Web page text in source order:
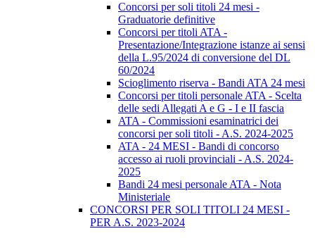
Concorsi per soli titoli 24 mesi -
Graduatorie definitive
Concorsi per titoli ATA -
Presentazione/Integrazione istanze ai sensi
della L.95/2024 di conversione del DL
60/2024
Scioglimento riserva - Bandi ATA 24 mesi
Concorsi per titoli personale ATA - Scelta
delle sedi Allegati A e G - I e II fascia
ATA - Commissioni esaminatrici dei
concorsi per soli titoli - A.S. 2024-2025
ATA - 24 MESI - Bandi di concorso
accesso ai ruoli provinciali - A.S. 2024-
2025
Bandi 24 mesi personale ATA - Nota
Ministeriale
CONCORSI PER SOLI TITOLI 24 MESI -
PER A.S. 2023-2024